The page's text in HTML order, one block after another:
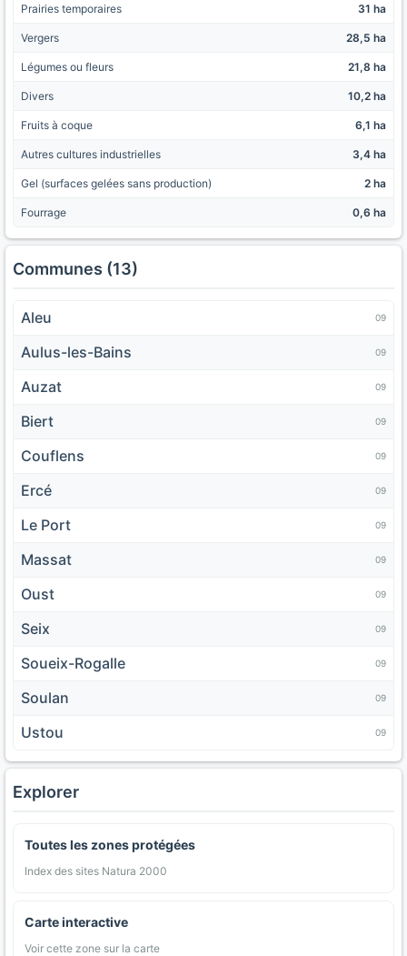
Prairies temporaires 31 ha
Vergers 28,5 ha
Légumes ou fleurs 21,8 ha
Divers 10,2 ha
Fruits à coque 6,1 ha
Autres cultures industrielles 3,4 ha
Gel (surfaces gelées sans production) 2 ha
Fourrage 0,6 ha
Communes (13)
Aleu 09
Aulus-les-Bains 09
Auzat 09
Biert 09
Couflens 09
Ercé 09
Le Port 09
Massat 09
Oust 09
Seix 09
Soueix-Rogalle 09
Soulan 09
Ustou 09
Explorer
Toutes les zones protégées
Index des sites Natura 2000
Carte interactive
Voir cette zone sur la carte